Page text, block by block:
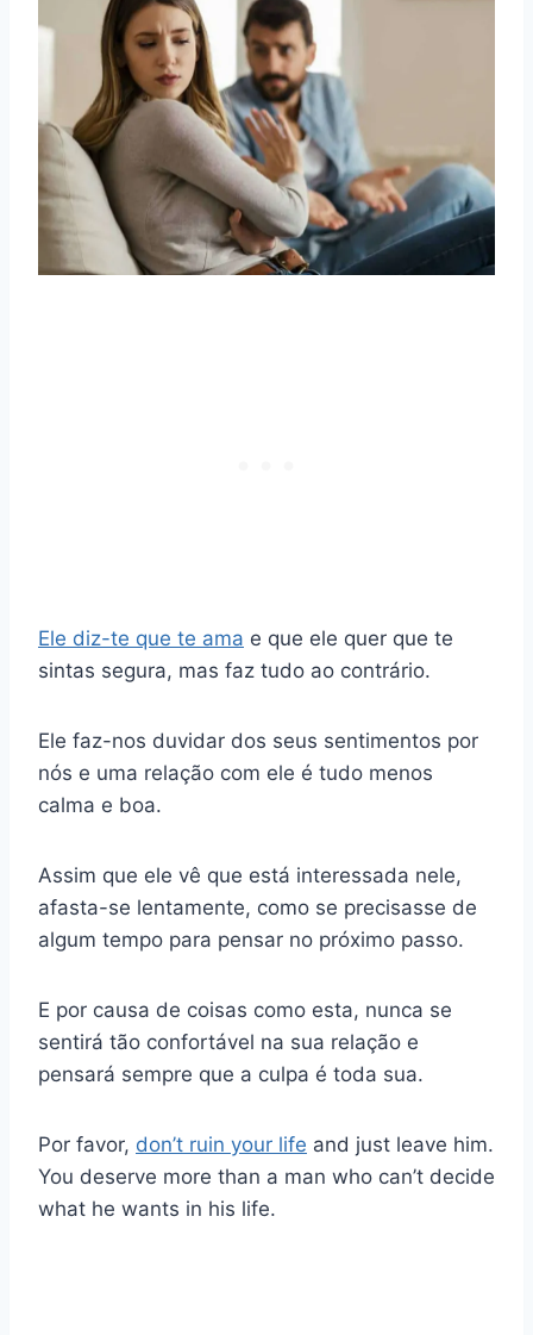
Ele diz-te que te ama e que ele quer que te
sintas segura, mas faz tudo ao contrário.
Ele faz-nos duvidar dos seus sentimentos por
nós e uma relação com ele é tudo menos
calma e boa.
Assim que ele vê que está interessada nele,
afasta-se lentamente, como se precisasse de
algum tempo para pensar no próximo passo.
E por causa de coisas como esta, nunca se
sentirá tão confortável na sua relação e
pensará sempre que a culpa é toda sua.
Por favor, don’t ruin your life and just leave him.
You deserve more than a man who can’t decide
what he wants in his life.